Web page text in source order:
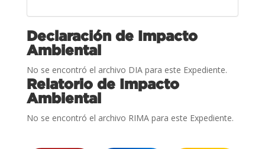
Declaración de Impacto
Ambiental
No se encontró el archivo DIA para este Expediente.
Relatorio de Impacto
Ambiental
No se encontró el archivo RIMA para este Expediente.